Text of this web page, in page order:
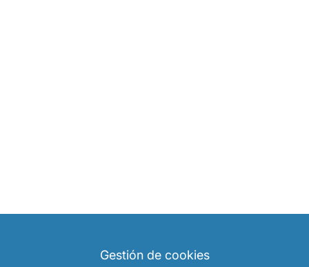
Gestión de cookies